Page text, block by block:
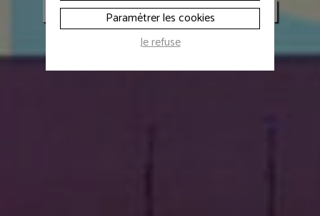
l'événement idéal
Paramétrer les cookies
Je refuse